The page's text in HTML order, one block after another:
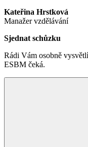
Kateřina Hrstková
Manažer vzdělávání
Sjednat schůzku
Rádi Vám osobně
ESBM čeká.